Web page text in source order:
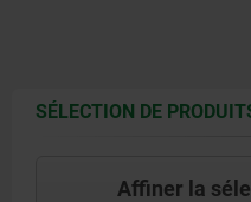
SÉLECTION DE
Affiner la